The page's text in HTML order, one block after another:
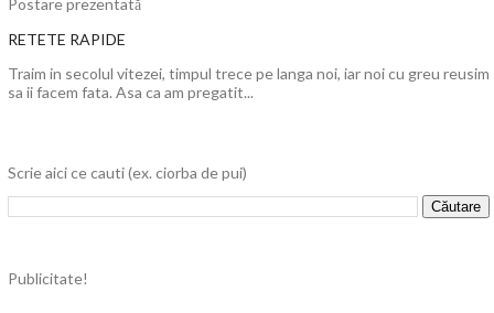
Postare prezentată
RETETE RAPIDE
Traim in secolul vitezei, timpul trece pe langa noi, iar noi cu greu reusim
sa ii facem fata. Asa ca am pregatit...
Scrie aici ce cauti (ex. ciorba de pui)
Publicitate!